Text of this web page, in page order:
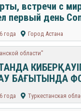
встречи с
первый день
года Город Астана
области"
БАҒЫТЫНДА
года Туркестанская